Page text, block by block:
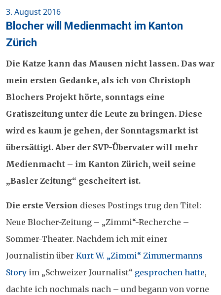
Posted
on
3. August 2016
Blocher will Medienmacht im Kanton
Zürich
Die Katze kann das Mausen nicht lassen. Das war
mein ersten Gedanke, als ich von Christoph
Blochers Projekt hörte, sonntags eine
Gratiszeitung unter die Leute zu bringen. Diese
wird es kaum je gehen, der Sonntagsmarkt ist
übersättigt. Aber der SVP-Übervater will mehr
Medienmacht – im Kanton Zürich, weil seine
„Basler Zeitung“ gescheitert ist.
Die erste Version dieses Postings trug den Titel:
Neue Blocher-Zeitung – „Zimmi“-Recherche –
Sommer-Theater. Nachdem ich mit einer
Journalistin über Kurt W. „Zimmi“ Zimmermanns
Story im „Schweizer Journalist“ gesprochen hatte,
dachte ich nochmals nach – und begann von vorne